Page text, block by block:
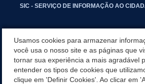
SIC - SERVIÇO DE INFORMAÇÃO AO
INSTAGRAN
Usamos cookies para armazenar
você usa o nosso site e as páginas que
tornar sua experiência a mais agradável
entender os tipos de cookies que
clique em 'Definir Cookies'. Ao clicar em